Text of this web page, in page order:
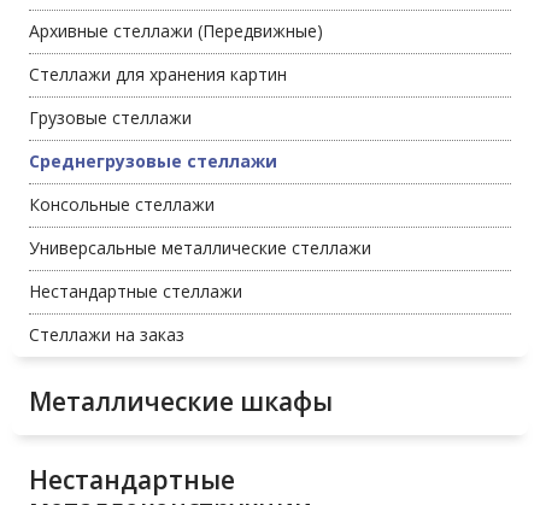
Архивные стеллажи (Передвижные)
Стеллажи для хранения картин
Грузовые стеллажи
Среднегрузовые стеллажи
Консольные стеллажи
Универсальные металлические стеллажи
Нестандартные стеллажи
Стеллажи на заказ
Металлические шкафы
Нестандартные